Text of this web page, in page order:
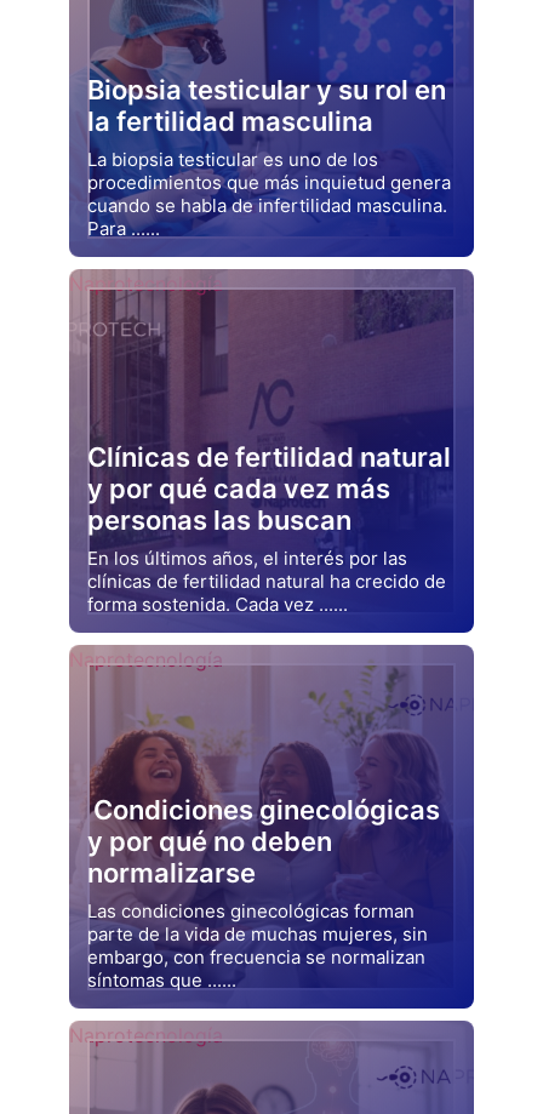
Biopsia testicular y su rol en
la fertilidad masculina
La biopsia testicular es uno de los
procedimientos que más inquietud genera
cuando se habla de infertilidad masculina.
Para ......
Drjluquerna
Clínicas de fertilidad natural
y por qué cada vez más
personas las buscan
En los últimos años, el interés por las
clínicas de fertilidad natural ha crecido de
forma sostenida. Cada vez ......
Drjluquerna
Naprotecnología
Condiciones ginecológicas
y por qué no deben
normalizarse
Las condiciones ginecológicas forman
parte de la vida de muchas mujeres, sin
embargo, con frecuencia se normalizan
síntomas que ......
Drjluquerna
Naprotecnología
Naprotecnología